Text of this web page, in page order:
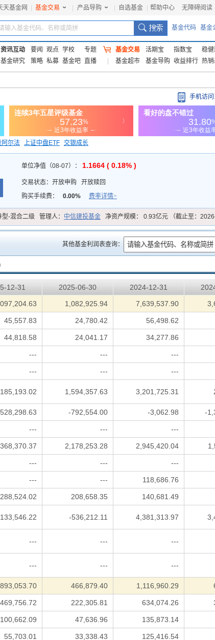
天基金网 基金交易 产品导购 自选基金 帮助中心 无障碍阅读
输入基金代码、名称或简拼 基金代码 基金
资讯互动 要闻 观点 学校
专题
基金研究
策略 私募 基金吧 直播
基金交易 活期宝 指数宝 稳
基金超市
基金导购 收益排行 热
手机访
阿尔法 上证中盘ETF 交银成长
单位净值（08-07）： 1.1664 ( 0.18% )
交易状态： 开放申购
开放赎回
购买手续费：
0.00% 费率详情>
型-混合二级 管理人： 中信建投基金 净资产规模： 0.93亿元 （截止至：
其他基金利润表查询：
12-31 2025-06-30 2024-12-31
1,082,925.94 7,639,537.90
45,557.83 24,780.42 56,498.62
44,818.58 24,041.17 34,277.86
--- --- ---
--- --- ---
1,594,357.63 3,201,725.31
-792,554.00 -3,062.98 -
--- --- ---
2,178,253.28 2,945,420.04
--- --- ---
--- --- 118,686.76
288,524.02 208,658.35 140,681.49
-536,212.11 4,381,313.97
--- --- ---
--- --- ---
893,053.70 466,879.40 1,116,960.29
469,756.72 222,305.81 634,074.26
100,662.09 47,636.96 135,873.14
55,703.01 33,338.43 125,416.54